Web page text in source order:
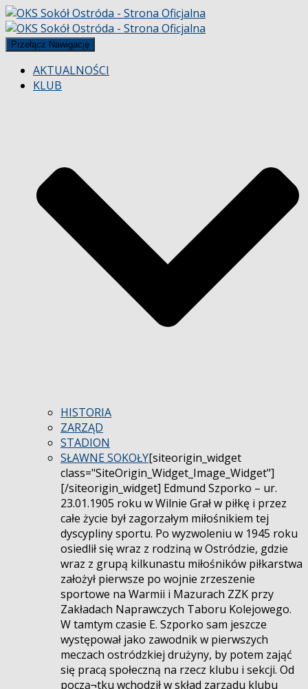
Przełącz Nawigację
AKTUALNOŚCI
KLUB
HISTORIA
ZARZĄD
STADION
SŁAWNE SOKOŁY[siteorigin_widget
class="SiteOrigin_Widget_Image_Widget"]
[/siteorigin_widget] Edmund Szporko – ur.
23.01.1905 roku w Wilnie Grał w piłkę i przez
całe życie był zagorzałym miłośnikiem tej
dyscypliny sportu. Po wyzwoleniu w 1945 roku
osiedlił się wraz z rodziną w Ostródzie, gdzie
wraz z grupą kilkunastu miłośników piłkarstwa
założył pierwsze po wojnie zrzeszenie
sportowe na Warmii i Mazurach ZZK przy
Zakładach Naprawczych Taboru Kolejowego.
W tamtym czasie E. Szporko sam jeszcze
występował jako zawodnik w pierwszych
meczach ostródzkiej drużyny, by potem zająć
się pracą społeczną na rzecz klubu i sekcji. Od
począ¬tku wchodził w skład zarządu klubu